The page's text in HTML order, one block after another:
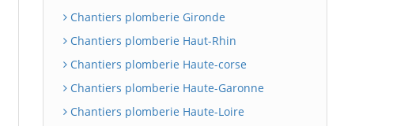
Chantiers plomberie Gironde
Chantiers plomberie Haut-Rhin
Chantiers plomberie Haute-corse
Chantiers plomberie Haute-Garonne
Chantiers plomberie Haute-Loire